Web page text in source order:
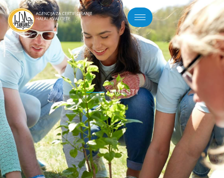
VIJESTI